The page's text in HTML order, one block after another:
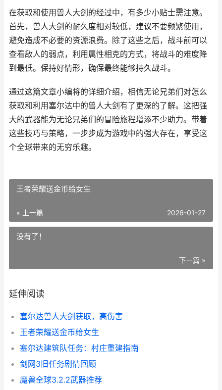
在获取和使用兽人大剑的经过中，有多少小贴士需注意。
首先，兽人大剑的耐久度相对较低，建议不要频繁使用，
避免造成不必要的资源浪费。除了这些之后，战斗前可以
查看敌人的弱点，利用属性相克的方式，将战斗的难度降
到最低。保持好情形，确保最终能够持久战斗。
通过这篇文章小编将的详细介绍，相信无论兄弟们对怎么
获取和利用塞尔达中的兽人大剑有了更深的了解。这把强
大的武器能为无论兄弟们的冒险旅程增添不少助力。带着
这些技巧与策略，一步步成为游戏中的强大存在，享受这
个全球带来的无穷乐趣。
王者荣耀送金币给女生
« 上一篇 2026-01-27
没有了！
下一篇 »
延伸阅读
塞尔达兽人大剑获取，高伤害
王者荣耀送金币给女生
塞尔达建筑队任务：村庄重建指南
剑网3旧任务剧情回顾
魔兽全球3.2.2武器推荐